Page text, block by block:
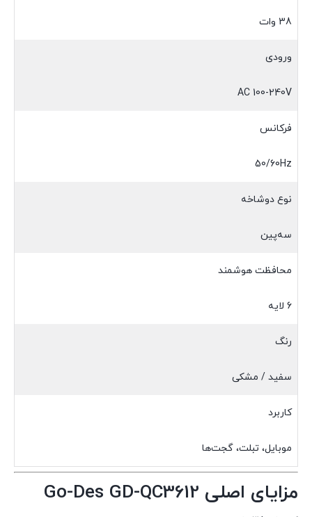
38 وات
ورودی
AC 100-240V
فرکانس
50/60Hz
نوع دوشاخه
سه‌پین
محافظت هوشمند
6 لایه
رنگ
سفید / مشکی
کاربرد
موبایل، تبلت، گجت‌ها
مزایای اصلی Go-Des GD-QC3612